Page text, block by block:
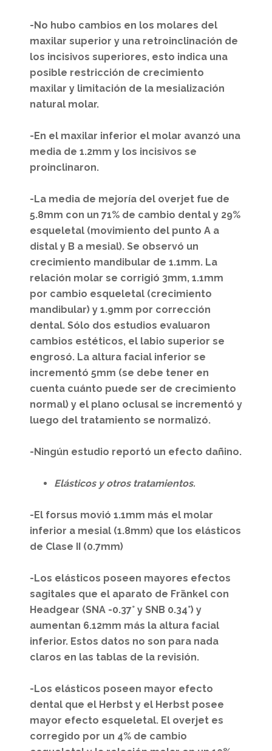
-No hubo cambios en los molares del
maxilar superior y una retroinclinación de
los incisivos superiores, esto indica una
posible restricción de crecimiento
maxilar y limitación de la mesialización
natural molar.
-En el maxilar inferior el molar avanzó una
media de 1.2mm y los incisivos se
proinclinaron.
-La media de mejoría del overjet fue de
5.8mm con un 71% de cambio dental y 29%
esqueletal (movimiento del punto A a
distal y B a mesial). Se observó un
crecimiento mandibular de 1.1mm. La
relación molar se corrigió 3mm, 1.1mm
por cambio esqueletal (crecimiento
mandibular) y 1.9mm por corrección
dental. Sólo dos estudios evaluaron
cambios estéticos, el labio superior se
engrosó. La altura facial inferior se
incrementó 5mm (se debe tener en
cuenta cuánto puede ser de crecimiento
normal) y el plano oclusal se incrementó y
luego del tratamiento se normalizó.
-Ningún estudio reportó un efecto dañino.
Elásticos y otros tratamientos.
-El forsus movió 1.1mm más el molar
inferior a mesial (1.8mm) que los elásticos
de Clase II (0.7mm)
-Los elásticos poseen mayores efectos
sagitales que el aparato de Fränkel con
Headgear (SNA -0.37° y SNB 0.34°) y
aumentan 6.12mm más la altura facial
inferior. Estos datos no son para nada
claros en las tablas de la revisión.
-Los elásticos poseen mayor efecto
dental que el Herbst y el Herbst posee
mayor efecto esqueletal. El overjet es
corregido por un 4% de cambio